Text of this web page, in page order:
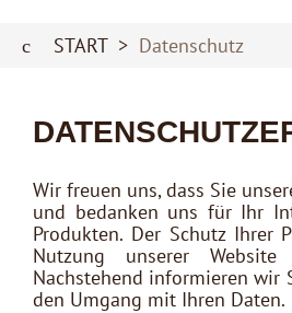
Coffee Plantation Login
Service Report
Downloads
START > Datenschutz
Wir freuen uns, dass Sie
und bedanken uns für Ihr
Produkten. Der Schutz Ihrer
Nutzung unserer
Nachstehend informieren wir
den Umgang mit Ihren Daten.